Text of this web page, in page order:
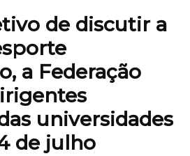
de discutir a
a Federação
universidades
de julho